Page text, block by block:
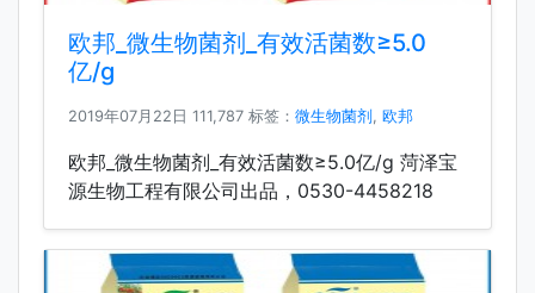
欧邦_微生物菌剂_有效活菌数≥5.0
亿/g
2019年07月22日 111,787 标签： 微生物菌剂 , 欧邦
欧邦_微生物菌剂_有效活菌数≥5.0亿/g 菏泽宝
源生物工程有限公司出品，0530-4458218